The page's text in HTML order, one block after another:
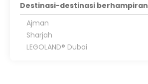
Destinasi-destinasi berhampiran
Ajman
Sharjah
LEGOLAND® Dubai